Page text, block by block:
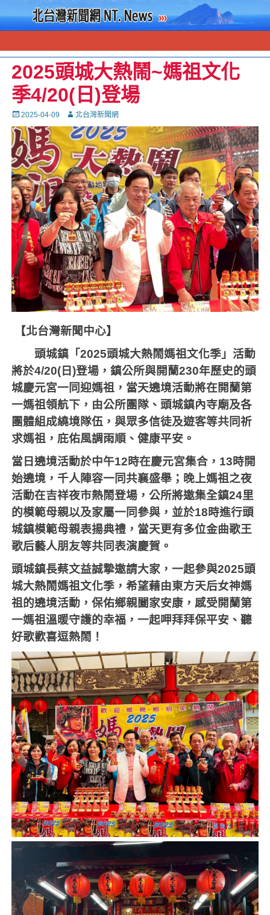
2025頭城大熱鬧~媽祖文化
季4/20(日)登場
Posted
on
2025-04-09 Autor北台灣新聞網
【北台灣新聞中心】
頭城鎮「2025頭城大熱鬧媽祖文化季」活動
將於4/20( 日)登場，鎮公所與開蘭230年歷史的頭
城慶元宮一同迎媽祖，當天遶境活動將在開蘭第
一媽祖領航下，由公所團隊、頭城鎮內寺廟及各
團體組成繞境隊伍，與眾多信徒及遊客等共同祈
求媽祖，庇佑風調雨順、健康平安。
當日遶境活動於中午12時在慶元宮集合， 13時開
始遶境，千人陣容一同共襄盛舉；晚上媽祖之夜
活動在吉祥夜市熱鬧登場，公所將邀集全鎮24里
的模範母親以及家屬一同參與，並於18時進行頭
城鎮模範母親表揚典禮，當天更有多位金曲歌王
歌后藝人朋友等共同表演慶賀。
頭城鎮長蔡文益誠摯邀請大家，一起參與2025頭
城大熱鬧媽祖文化季，希望藉由東方天后女神媽
祖的遶境活動，保佑鄉親闔家安康，感受開蘭第
一媽祖溫暖守護的幸福，一起呷拜拜保平安、聽
好歌歡喜逗熱鬧！